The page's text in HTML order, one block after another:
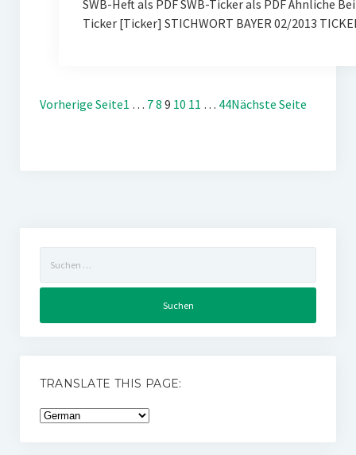
SWB-Heft als PDF SWB-Ticker als PDF Ähnliche
Ticker [Ticker] STICHWORT BAYER 02/2013
Vorherige Seite1 … 78 9 10 11 … 44Nächste Seite
nach:
TRANSLATE THIS PAGE: